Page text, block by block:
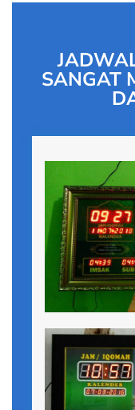
SANGAT